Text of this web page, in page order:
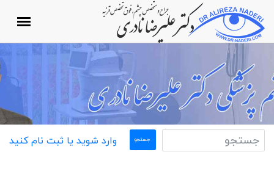
وارد شوید یا ثبت نام کنید